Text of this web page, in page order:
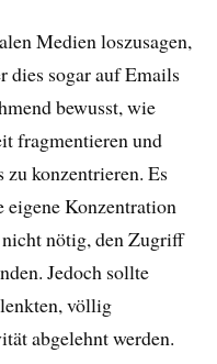
Medien loszusagen,
dies sogar auf Emails
bewusst, wie
fragmentieren und
zu konzentrieren. Es
Konzentration
nötig, den Zugriff
Jedoch sollte
völlig
abgelehnt werden.